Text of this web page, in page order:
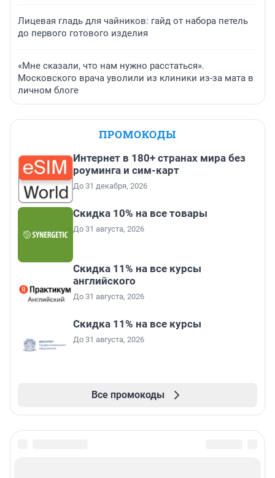
Лицевая гладь для чайников: гайд от набора петель
до первого готового изделия
«Мне сказали, что нам нужно расстаться».
Московского врача уволили из клиники из-за мата в
личном блоге
ПРОМОКОДЫ
Интернет в 180+ странах мира без
роуминга и сим-карт
До 31 декабря, 2026
Скидка 10% на все товары
До 31 августа, 2026
Скидка 11% на все курсы
английского
До 31 августа, 2026
Скидка 11% на все курсы
До 31 августа, 2026
Все промокоды